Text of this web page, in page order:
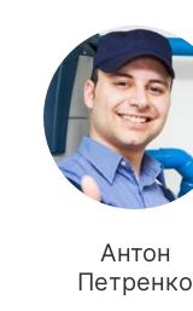
Антон
Петренко